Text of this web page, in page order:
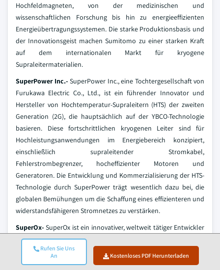
Rufen Sie Uns
An
Kostenloses PDF Herunterladen
Hochfeldmagneten, von der medizinischen und
wissenschaftlichen Forschung bis hin zu energieeffizienten
Energieübertragungssystemen. Die starke Produktionsbasis und
der Innovationsgeist machen Sumitomo zu einer starken Kraft
auf dem internationalen Markt für kryogene
Supraleitermaterialien.
SuperPower Inc.- SuperPower Inc., eine Tochtergesellschaft von
Furukawa Electric Co., Ltd., ist ein führender Innovator und
Hersteller von Hochtemperatur-Supraleitern (HTS) der zweiten
Generation (2G), die hauptsächlich auf der YBCO-Technologie
basieren. Diese fortschrittlichen kryogenen Leiter sind für
Hochleistungsanwendungen im Energiebereich konzipiert,
einschließlich supraleitender Stromkabel,
Fehlerstrombegrenzer, hocheffizienter Motoren und
Generatoren. Die Entwicklung und Kommerzialisierung der HTS-
Technologie durch SuperPower trägt wesentlich dazu bei, die
globalen Bemühungen um die Schaffung eines effizienteren und
widerstandsfähigeren Stromnetzes zu verstärken.
SuperOx-SuperOx ist ein innovativer, weltweit tätiger Entwickler
und Hersteller von Hochtemperatur-Supraleiterdraht (HTS) der
zweiten Generation (2G), der speziell auf der YBCO-Technologie
basiert. Ihre kryogenen Materialien wurden für verschiedene